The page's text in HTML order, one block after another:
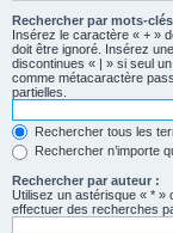
Rechercher par mots-
Insérez le caractère « + »
doit être ignoré. Insérez
discontinues « | » si seul
comme métacaractère
partielles.
Rechercher tous les
Rechercher n’importe
Rechercher par auteur :
Utilisez un astérisque « * »
effectuer des recherches